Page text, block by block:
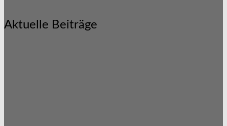
Aktuelle Beiträge